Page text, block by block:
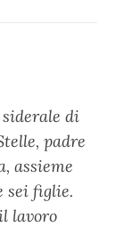
di
padre
assieme
sei figlie.
lavoro